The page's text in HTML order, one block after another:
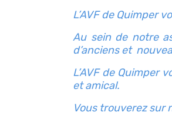
L’AVF de Quimper
Au sein de notre
d’anciens et
L’AVF de Quimper
et amical.
Vous trouverez sur